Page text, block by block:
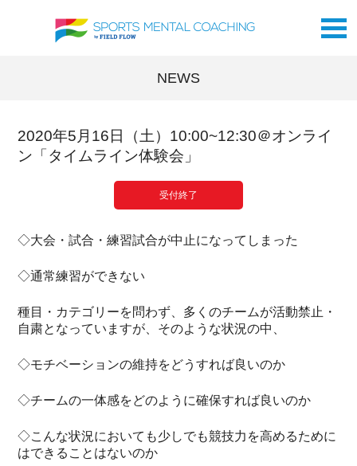
NEWS
2020年5月16日（土）10:00~12:30＠オンライ
ン「タイムライン体験会」
受付終了
◇大会・試合・練習試合が中止になってしまった
◇通常練習ができない
種目・カテゴリーを問わず、多くのチームが活動禁止・
自粛となっていますが、そのような状況の中、
◇モチベーションの維持をどうすれば良いのか
◇チームの一体感をどのように確保すれば良いのか
◇こんな状況においても少しでも競技力を高めるために
はできることはないのか